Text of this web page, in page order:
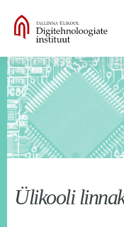
Ülikooli